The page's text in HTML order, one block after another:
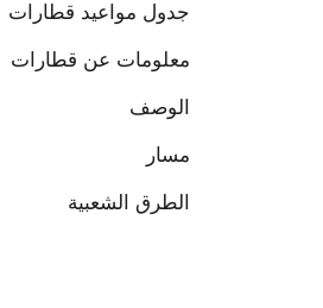
جدول مواعيد قطارات
معلومات عن قطارات
الوصف
مسار
الطرق الشعبية